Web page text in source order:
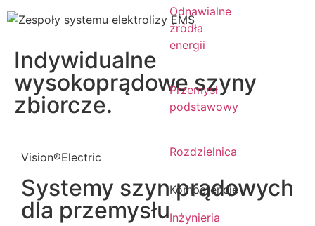
Odnawialne
źródła
energii
Przemysł
podstawowy
Rozdzielnica
Kompetencje
Inżynieria
Indywidualne
wysokoprądowe szyny
zbiorcze.
Vision®Electric
Systemy szyn prądowych
dla przemysłu